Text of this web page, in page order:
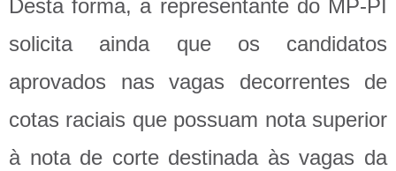
Desta forma, a representante do MP-PI
solicita ainda que os candidatos
aprovados nas vagas decorrentes de
cotas raciais que possuam nota superior
à nota de corte destinada às vagas da